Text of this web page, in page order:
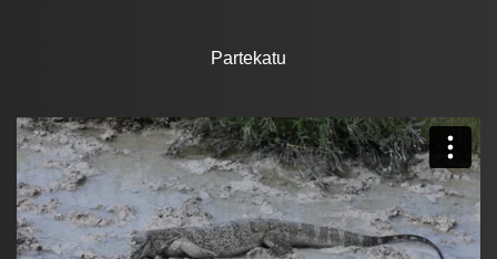
Partekatu